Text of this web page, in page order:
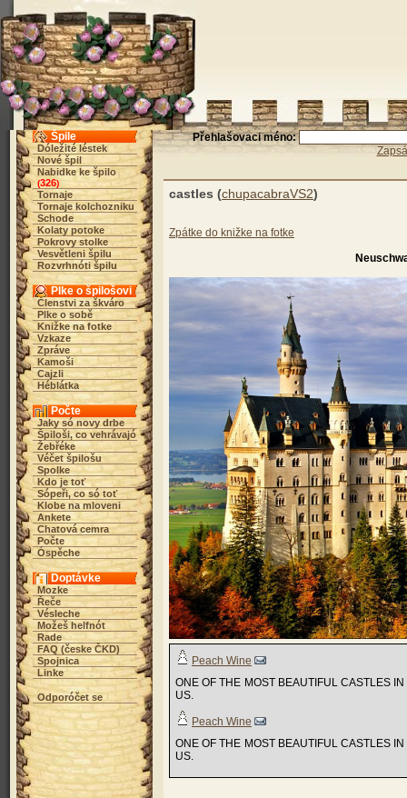
Špile
Dóležité léstek
Nové špil
Nabidke ke špilo
(326)
Tornaje
Tornaje kolchozniku
Schode
Kolaty potoke
Pokrovy stolke
Vesvětleni špilu
Rozvrhnóti špilu
Plke o špilošovi
Členstvi za škváro
Plke o sobě
Knižke na fotke
Vzkaze
Zpráve
Kamoši
Cajzli
Héblátka
Počte
Jaky só novy drbe
Špiloši, co vehrávajó
Žebřéke
Véčet špilošu
Spolke
Kdo je toť
Sópeři, co só toť
Klobe na mloveni
Ankete
Chatová cemra
Počte
Óspěche
Doptávke
Mozke
Řeče
Vésleche
Možeš helfnót
Rade
FAQ (česke ČKD)
Spojnica
Linke
Odporóčet se
Přehlašovaci méno:
castles (chupacabraVS2)
Zpátke do knižke na fotke
Peach Wine
ONE OF THE MOST BEAUTIFUL CASTLES
US.
Peach Wine
ONE OF THE MOST BEAUTIFUL CASTLES
US.